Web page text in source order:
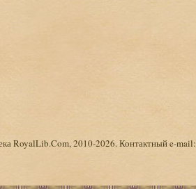
RoyalLib.Com, 2010-2026. Контактный e-mail: